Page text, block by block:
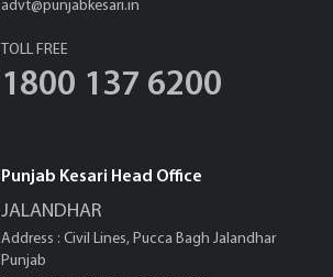
advt@punjabkesari.in
TOLL FREE
1800 137 6200
Punjab Kesari Head Office
JALANDHAR
Address : Civil Lines, Pucca Bagh Jalandhar
Punjab